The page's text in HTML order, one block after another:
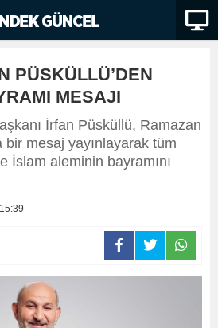
PÜSKÜLLÜ’DEN
MESAJI
İrfan Püsküllü, Ramazan
bir mesaj yayınlayarak tüm
İslam aleminin bayramını